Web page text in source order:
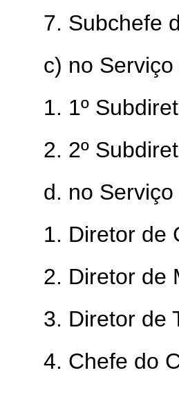
7. Subchefe
c) no
1. 1º
2. 2º
d. no
1. Diretor de
2. Diretor de
3. Diretor de
4. Chefe do